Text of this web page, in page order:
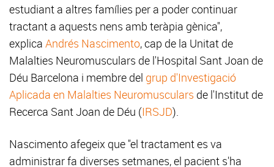
estudiant a altres famílies per a poder continuar
tractant a aquests nens amb teràpia gènica",
explica Andrés Nascimento, cap de la Unitat de
Malalties Neuromusculars de l'Hospital Sant Joan de
Déu Barcelona i membre del grup d'Investigació
Aplicada en Malalties Neuromusculars de l'Institut de
Recerca Sant Joan de Déu (IRSJD).
Nascimento afegeix que "el tractament es va
administrar fa diverses setmanes, el pacient s'ha